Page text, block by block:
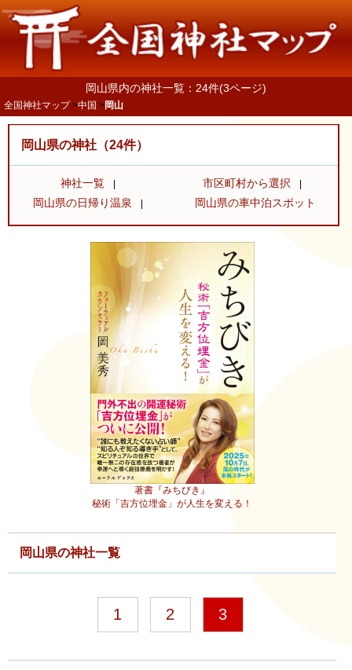
岡山県内の神社一覧：24件(3ページ)
全国神社マップ 中国 岡山
岡山県の神社（24件）
神社一覧
市区町村から選択
岡山県の日帰り温泉
岡山県の車中泊スポット
著書『みちびき』
秘術「吉方位埋金」が人生を変える！
岡山県の神社一覧
1 2 3